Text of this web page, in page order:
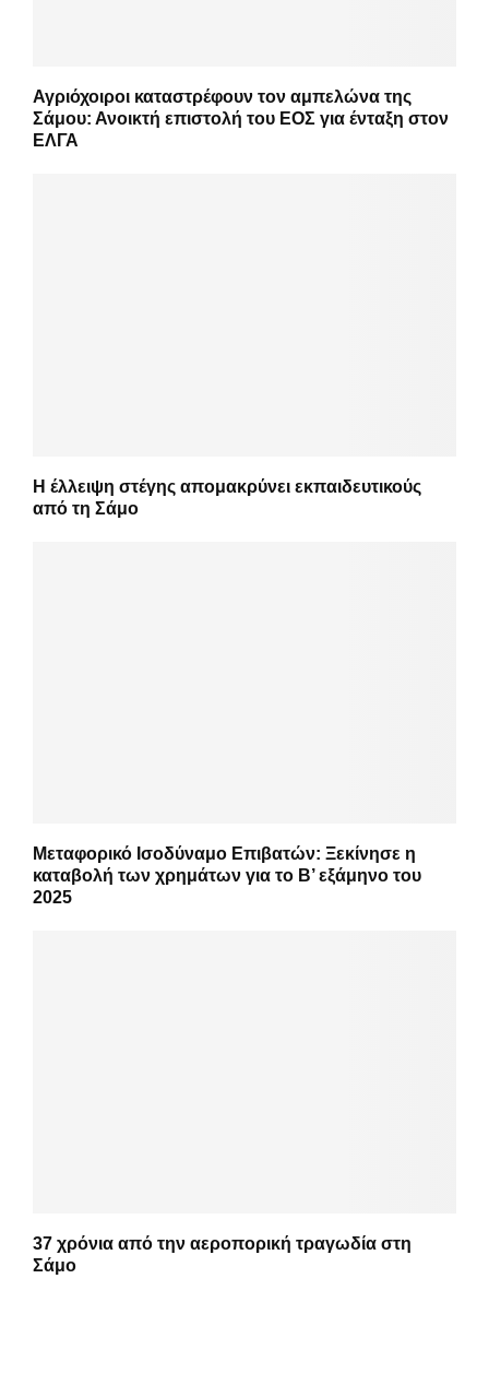
Αγριόχοιροι καταστρέφουν τον αμπελώνα της
Σάμου: Ανοικτή επιστολή του ΕΟΣ για ένταξη στον
ΕΛΓΑ
Η έλλειψη στέγης απομακρύνει εκπαιδευτικούς
από τη Σάμο
Μεταφορικό Ισοδύναμο Επιβατών: Ξεκίνησε η
καταβολή των χρημάτων για το Β’ εξάμηνο του
2025
37 χρόνια από την αεροπορική τραγωδία στη
Σάμο